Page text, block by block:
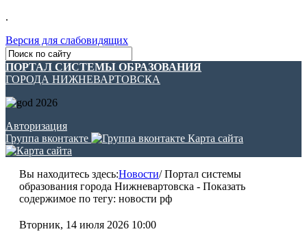
.
Версия для слабовидящих
ПОРТАЛ СИСТЕМЫ ОБРАЗОВАНИЯ
ГОРОДА НИЖНЕВАРТОВСКА
Авторизация
Группа вконтакте
Карта сайта
Вы находитесь здесь:Новости/Портал системы
образования города Нижневартовска - Показать
содержимое по тегу: новости рф
Вторник, 14 июля 2026 10:00